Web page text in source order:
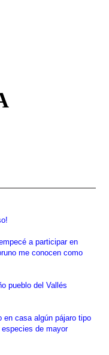
a participar en
me conocen como
pueblo del Vallés
en casa algún pájaro tipo
de mayor